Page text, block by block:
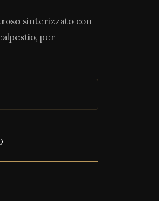
sinterizzato con
per